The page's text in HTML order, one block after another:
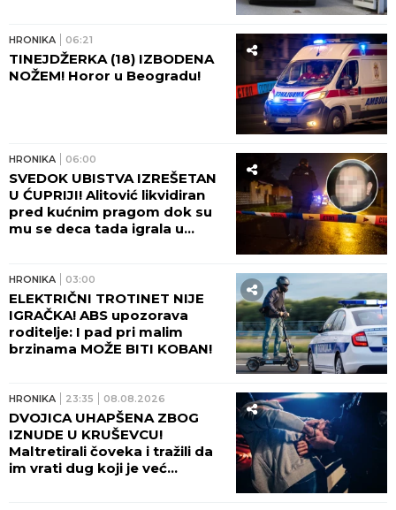
HRONIKA 06:21
TINEJDŽERKA (18) IZBODENA
NOŽEM! Horor u Beogradu!
HRONIKA 06:00
SVEDOK UBISTVA IZREŠETAN
U ĆUPRIJI! Alitović likvidiran
pred kućnim pragom dok su
mu se deca tada igrala u
HRONIKA 03:00
ELEKTRIČNI TROTINET NIJE
IGRAČKA! ABS upozorava
roditelje: I pad pri malim
brzinama MOŽE BITI KOBAN!
HRONIKA 23:35 08.08.2026
DVOJICA UHAPŠENA ZBOG
IZNUDE U KRUŠEVCU!
Maltretirali čoveka i tražili da
im vrati dug koji je već